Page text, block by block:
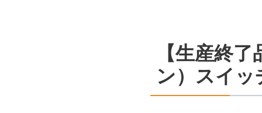
【生産終
ン）スイッ